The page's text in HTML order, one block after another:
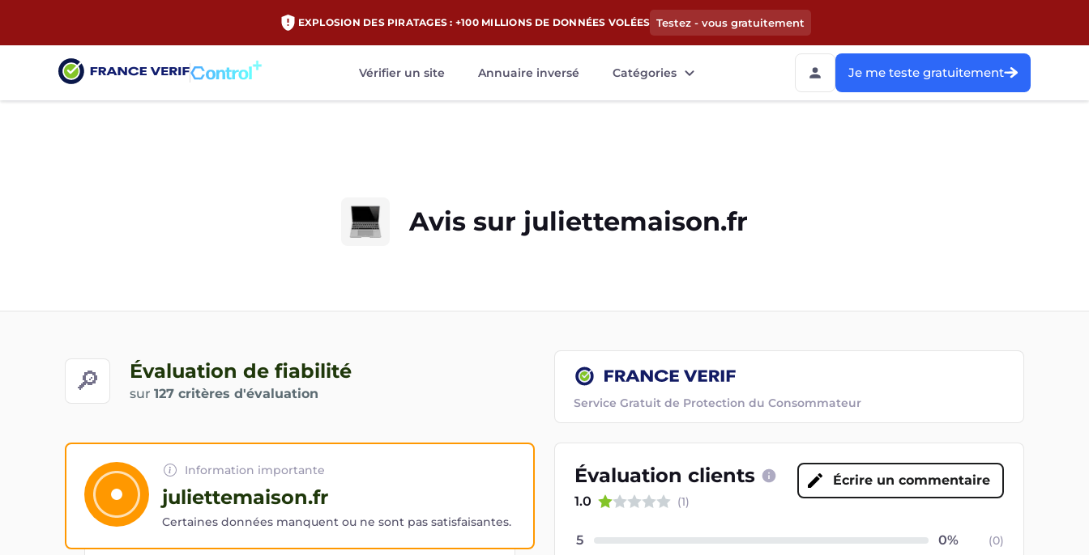
EXPLOSION DES PIRATAGES : +100 MILLIONS DE DONNÉES VOLÉES Testez - vous gratuitement
Vérifier un site Annuaire inversé Catégories Je me teste gratuitement
Avis sur juliettemaison.fr
🔎 Évaluation de fiabilité
sur 127 critères d'évaluation
Service Gratuit de Protection du Consommateur
Information importante
juliettemaison.fr
Certaines données manquent ou ne sont pas satisfaisantes.
Évaluation clients
1.0 (1)
Écrire un commentaire
5 (0)